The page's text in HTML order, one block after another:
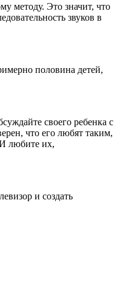
методу. Это значит, что
звуков в
половина детей,
своего ребенка с
что его любят таким,
любите их,
и создать